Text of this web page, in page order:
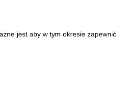
jest aby w tym okresie zapewnić